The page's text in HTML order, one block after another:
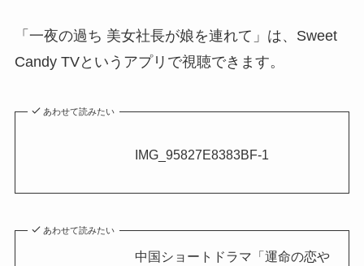
「一夜の過ち 美女社長が娘を連れて」は、Sweet
Candy TVというアプリで視聴できます。
あわせて読みたい
IMG_95827E8383BF-1
あわせて読みたい
中国ショートドラマ「運命の恋や